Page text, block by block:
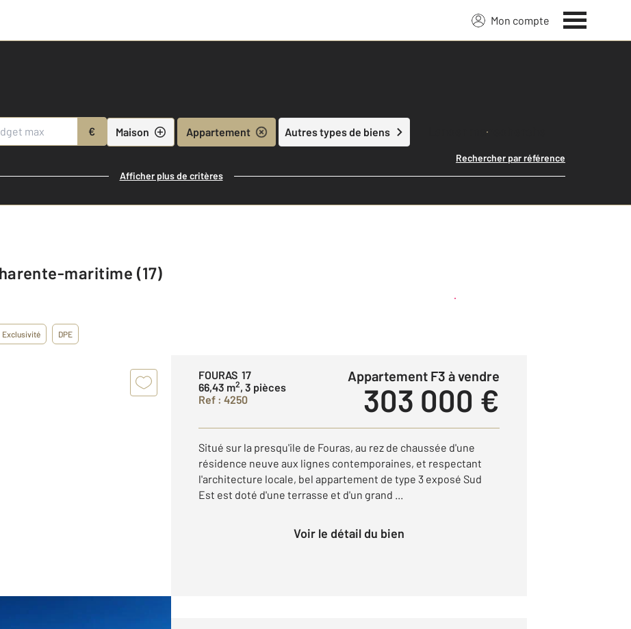
Mon compte
€ Maison Appartement Autres types de biens Lancer ma recherche
Rechercher par référence
Afficher plus de critères
maritime (17)
Créer une alerte
Exclusivité DPE
FOURAS 17
66,43 m2, 3 pièces
Ref : 4250
Appartement F3 à vendre
303 000 €
Situé sur la presqu'ile de Fouras, au rez de chaussée d'une
résidence neuve aux lignes contemporaines, et respectant
l'architecture locale, bel appartement de type 3 exposé Sud
Est est doté d'une terrasse et d'un grand ...
Voir le détail du bien